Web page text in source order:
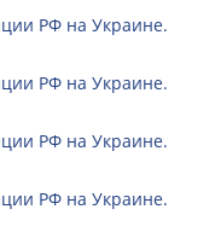
РФ на Украине.
РФ на Украине.
РФ на Украине.
РФ на Украине.